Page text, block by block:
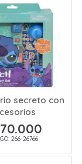
secreto con
266-26766